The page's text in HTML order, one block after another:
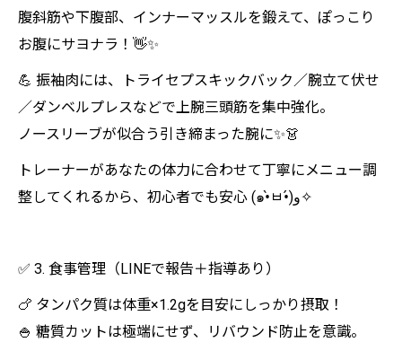
腹斜筋や下腹部、インナーマッスルを鍛えて、ぽっこり
お腹にサヨナラ！👋✨
💪 振袖肉には、トライセプスキックバック／腕立て伏せ
／ダンベルプレスなどで上腕三頭筋を集中強化。
ノースリーブが似合う引き締まった腕に✨👗
トレーナーがあなたの体力に合わせて丁寧にメニュー調
整してくれるから、初心者でも安心 (๑•̀ㅂ•́)و✧
✅ 3. 食事管理（LINEで報告＋指導あり）
🍗 タンパク質は体重×1.2gを目安にしっかり摂取！
🍚 糖質カットは極端にせず、リバウンド防止を意識。